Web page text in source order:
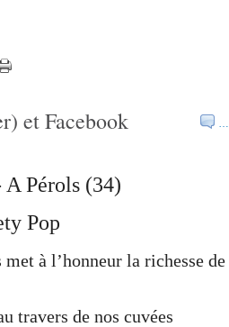
…
et Facebook
Pérols (34)
Pop
à l’honneur la richesse de
travers de nos cuvées